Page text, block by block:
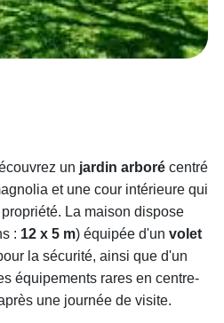
un jardin arborécentré
et une cour intérieure qui
La maison dispose
: 12 x 5 m) équipée d'un volet
la sécurité, ainsi que d'un
équipements rares en centre-
une journée de visite.